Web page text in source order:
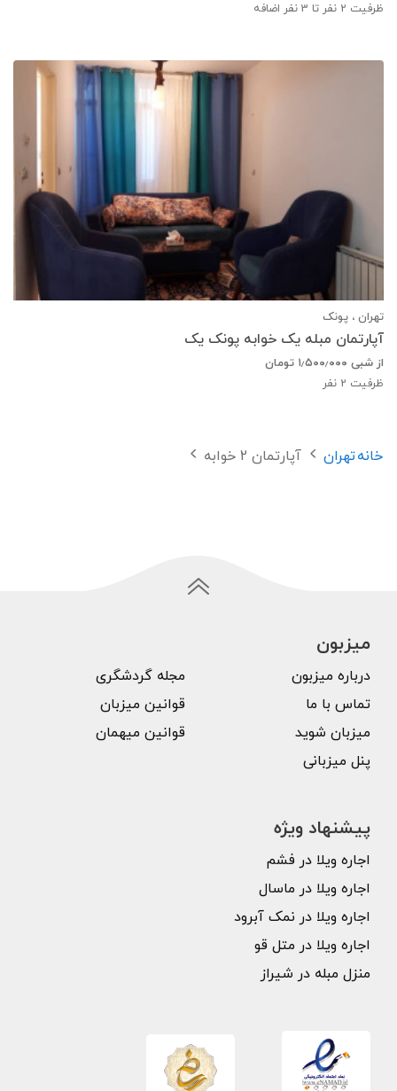
ظرفیت 2 نفر تا 3 نفر اضافه
تهران ، پونک
آپارتمان مبله یک خوابه پونک یک
از شبی ۱٫۵۰۰٫۰۰۰ تومان
ظرفیت 2 نفر
خانهتهران آپارتمان 2 خوابه
میزبون
درباره میزبون
تماس با ما
میزبان شوید
پنل میزبانی
مجله گردشگری
قوانین میزبان
قوانین میهمان
پیشنهاد ویژه
اجاره ویلا در فشم
اجاره ویلا در ماسال
اجاره ویلا در نمک آبرود
اجاره ویلا در متل قو
منزل مبله در شیراز